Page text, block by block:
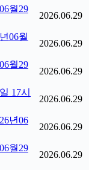
월29
2026.06.29
06월
2026.06.29
월29
2026.06.29
17시
2026.06.29
년06
2026.06.29
월29
2026.06.29